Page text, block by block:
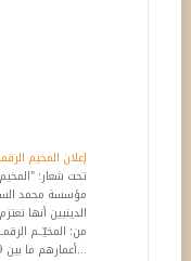
تحت شعار:
مؤسسة محمد
من: المخيّــم
أعمارهم ما بين 9 و13 سنة، بتأطير نخبة من الأساتذة...